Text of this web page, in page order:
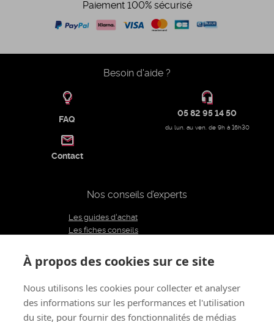
Paiement 100% sécurisé
Besoin d'aide ?
FAQ
05 82 95 14 50
du lun. au ven. de 9h à 16h30
Contact
Nos conseils d’experts
Les guides d'achat
Les fiches conseils
Le blog
Restons connectés
À propos des cookies sur ce site
Nous utilisons les cookies pour collecter et analyser
des informations sur les performances et l'utilisation
du site, pour fournir des fonctionnalités de médias